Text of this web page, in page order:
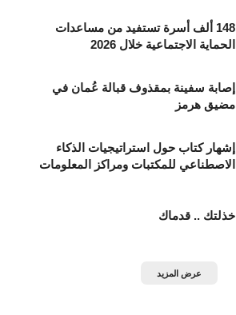
148 ألف أسرة تستفيد من مساعدات
الحماية الاجتماعية خلال 2026
إصابة سفينة بمقذوف قبالة عُمان في
مضيق هرمز
إشهار كتاب حول استراتيجيات الذكاء
الاصطناعي للمكتبات ومراكز المعلومات
خذلتك .. قدماك
عرض المزيد